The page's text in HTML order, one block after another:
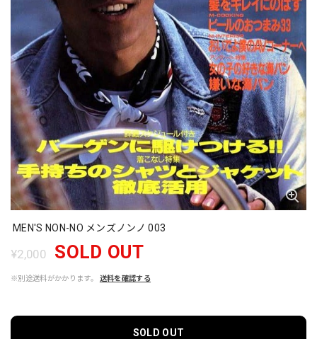
MEN'S NON-NO メンズノンノ 003
¥2,000 SOLD OUT
※別途送料がかかります。 送料を確認する
SOLD OUT